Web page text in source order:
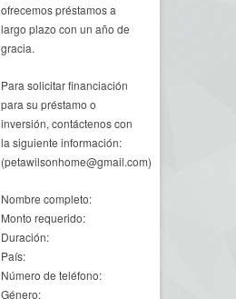
ofrecemos préstamos a
largo plazo con un año de
gracia.
Para solicitar financiación
para su préstamo o
inversión, contáctenos con
la siguiente información:
(petawilsonhome@gmail.com)
Nombre completo:
Monto requerido:
Duración:
País:
Número de teléfono:
Género: